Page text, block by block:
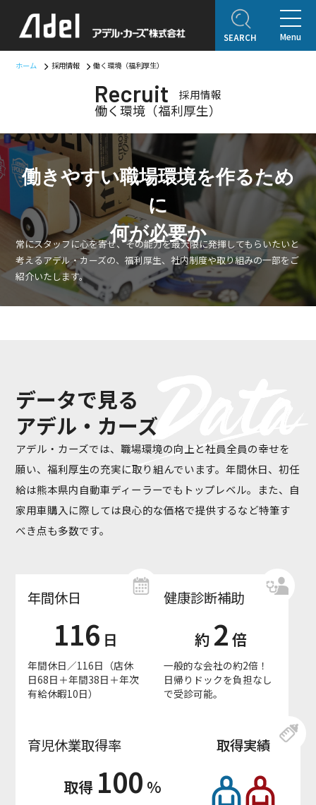
SEARCH
ホーム 採用情報 働く環境（福利厚生）
Recruit 採用情報
働く環境（福利厚生）
働きやすい職場環境を作るため
に
何が必要か
常にスタッフに心を寄せ、その能力を最大限に発揮してもらいたいと
考えるアデル・カーズの、福利厚生、社内制度や取り組みの一部をご
紹介いたします。
データで見る
アデル・カーズ
アデル・カーズでは、職場環境の向上と社員全員の幸せを
願い、福利厚生の充実に取り組んでいます。年間休日、初任
給は熊本県内自動車ディーラーでもトップレベル。また、自
家用車購入に際しては良心的な価格で提供するなど特筆す
べき点も多数です。
年間休日
116 日
年間休日／116日（店休
日68日＋年間38日＋年次
有給休暇10日）
健康診断補助
約 2 倍
一般的な会社の約2倍！
日帰りドックを負担なし
で受診可能。
育児休業取得率
取得 100 %
取得実績
Menu
ホーム
ご挨拶会社概要 Adel Press
取り扱いブランド
アフターサービス
自動車保険
オリジナルコンテンツ
アデルレポート
アデル・コレクションギャラリー
新卒採用
お知らせ
お問い合わせ
プライバシーポリシー
ポルシェセンター熊本
シトロエン熊本